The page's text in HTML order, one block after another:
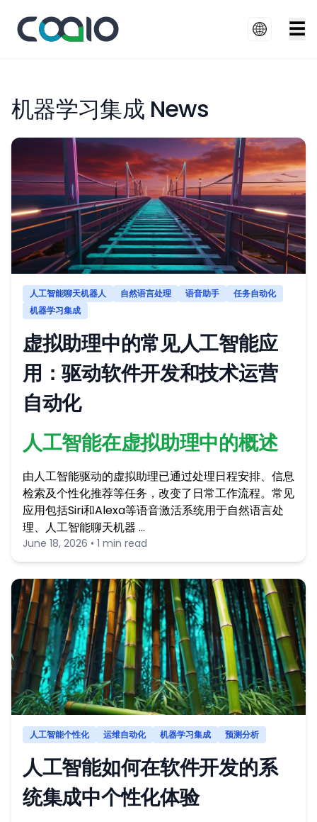
☰
机器学习集成 News
人工智能聊天机器人 自然语言处理 语音助手
任务自动化
机器学习集成
虚拟助理中的常见人工智能应
用：驱动软件开发和技术运营
自动化
人工智能在虚拟助理中的概述
由人工智能驱动的虚拟助理已通过处理日程安排、信息
检索及个性化推荐等任务，改变了日常工作流程。常见
应用包括Siri和Alexa等语音激活系统用于自然语言处
理、人工智能聊天机器 …
June 18, 2026 • 1 min read
人工智能个性化 运维自动化 机器学习集成 预测分析
人工智能如何在软件开发的系
统集成中个性化体验